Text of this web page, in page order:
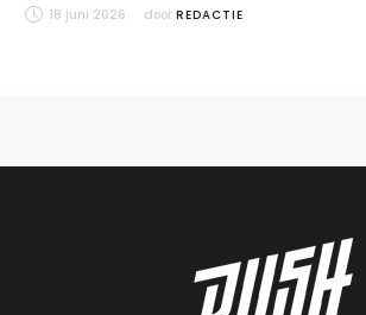
18 juni 2026 door REDACTIE